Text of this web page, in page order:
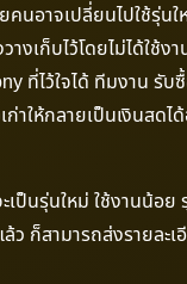
คนอาจเปลี่ยนไปใช้รุ่น
งเก็บไว้โดยไม่ได้ใช้
ที่ไว้ใจได้ ทีมงาน รั
าให้กลายเป็นเงินสดไ
ป็นรุ่นใหม่ ใช้งานน้อ
ล้ว ก็สามารถส่งรายละ